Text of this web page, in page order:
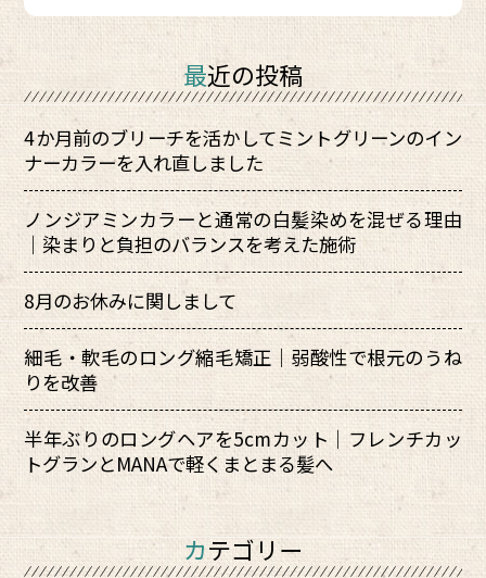
最近の投稿
4か月前のブリーチを活かしてミントグリーンのイン
ナーカラーを入れ直しました
ノンジアミンカラーと通常の白髪染めを混ぜる理由
｜染まりと負担のバランスを考えた施術
8月のお休みに関しまして
細毛・軟毛のロング縮毛矯正｜弱酸性で根元のうね
りを改善
半年ぶりのロングヘアを5cmカット｜フレンチカッ
トグランとMANAで軽くまとまる髪へ
カテゴリー